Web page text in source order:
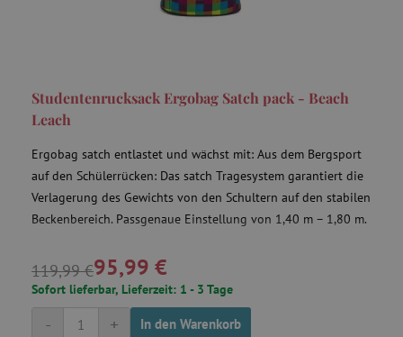
Studentenrucksack Ergobag Satch pack - Beach
Leach
Ergobag satch entlastet und wächst mit: Aus dem Bergsport
auf den Schülerrücken: Das satch Tragesystem garantiert die
Verlagerung des Gewichts von den Schultern auf den stabilen
Beckenbereich. Passgenaue Einstellung von 1,40 m – 1,80 m.
119,99 €95,99 €
Sofort lieferbar, Lieferzeit: 1 - 3 Tage
+
- In den Warenkorb